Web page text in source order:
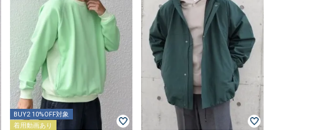
BUY2 10%OFF対象
着用動画あり